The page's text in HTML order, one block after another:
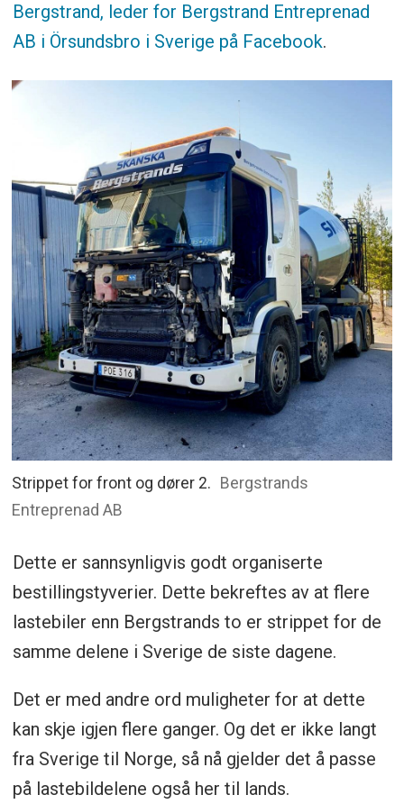
Bergstrand, leder for Bergstrand Entreprenad
AB i Örsundsbro i Sverige på Facebook.
Strippet for front og dører 2. Bergstrands
Entreprenad AB
Dette er sannsynligvis godt organiserte
bestillingstyverier. Dette bekreftes av at flere
lastebiler enn Bergstrands to er strippet for de
samme delene i Sverige de siste dagene.
Det er med andre ord muligheter for at dette
kan skje igjen flere ganger. Og det er ikke langt
fra Sverige til Norge, så nå gjelder det å passe
på lastebildelene også her til lands.